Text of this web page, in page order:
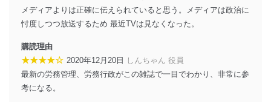
機器に標準装備されているユーザー制御機能（ユ
ーザーアカウント制御）により、個人情報データ
ベース等を取り扱う情報システムを使用する従業
外部からの不正アクセス等の防止
個人データを取り扱う機器等のオペレーティング
メディアよりは正確に伝えられていると思う。メディアは政治に
忖度しつつ放送するため 最近TVは見なくなった。
購読理由
★★★★☆ 2020年12月20日
しんちゃん 役員
最新の労務管理、労務行政がこの雑誌で一目でわかり、非常に参
考になる。